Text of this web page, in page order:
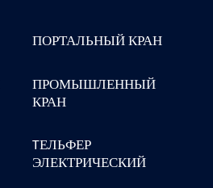
ПОРТАЛЬНЫЙ КРАН
ПРОМЫШЛЕННЫЙ
КРАН
TЕЛЬФЕР
ЭЛЕКТРИЧЕСКИЙ